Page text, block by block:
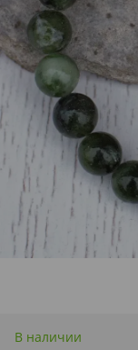
В наличии